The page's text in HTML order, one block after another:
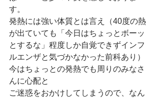
す。
発熱には強い体質とは言え（40度の熱
が出ていても「今日はちょっとボーッ
とするな」程度しか自覚できずインフ
ルエンザと気づかなかった前科あり）
今はちょっとの発熱でも周りのみなさ
んに心配と
ご迷惑をおかけしてしまうので、なん